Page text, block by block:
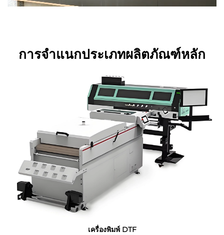
การจำแนกประเภทผลิตภัณฑ์หลัก
เครื่องพิมพ์ DTF